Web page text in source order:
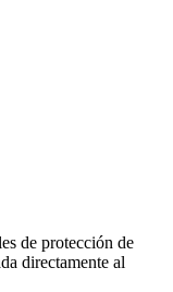
de protección de
directamente al